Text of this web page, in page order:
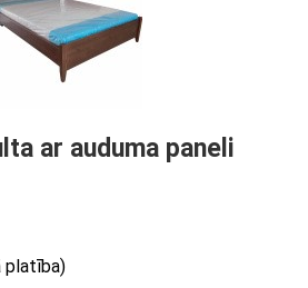
ar auduma paneli
platība)